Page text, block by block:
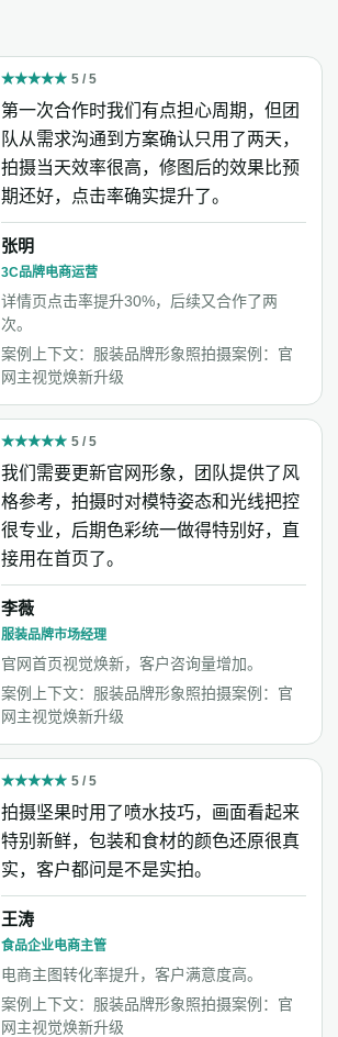
★★★★★ 5 / 5
第一次合作时我们有点担心周期，但团
队从需求沟通到方案确认只用了两天，
拍摄当天效率很高，修图后的效果比预
期还好，点击率确实提升了。
张明
3C品牌电商运营
详情页点击率提升30%，后续又合作了两
次。
案例上下文：服装品牌形象照拍摄案例：官
网主视觉焕新升级
★★★★★ 5 / 5
我们需要更新官网形象，团队提供了风
格参考，拍摄时对模特姿态和光线把控
很专业，后期色彩统一做得特别好，直
接用在首页了。
李薇
服装品牌市场经理
官网首页视觉焕新，客户咨询量增加。
案例上下文：服装品牌形象照拍摄案例：官
网主视觉焕新升级
★★★★★ 5 / 5
拍摄坚果时用了喷水技巧，画面看起来
特别新鲜，包装和食材的颜色还原很真
实，客户都问是不是实拍。
王涛
食品企业电商主管
电商主图转化率提升，客户满意度高。
案例上下文：服装品牌形象照拍摄案例：官
网主视觉焕新升级